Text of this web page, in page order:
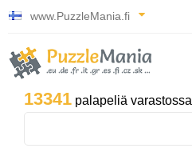
www.PuzzleMania.fi
13341 palapeliä varastossa